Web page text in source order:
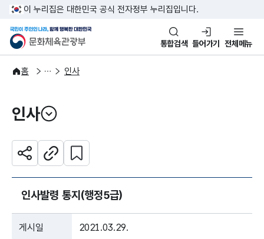
본문 바로가기
주메뉴 바로가기
이 누리집은 대한민국 공식 전자정부 누리집입니다.
문화체육관광부
국민이 주인인 나라, 함께 행복
통합검색 들어가기 전체메뉴
홈
알림·소식
알림 인사
인사
열기
공유하기주소복사
관심 콘텐츠 설정하기
인사발령 통지(행정5급)
게시일 2021.03.29.